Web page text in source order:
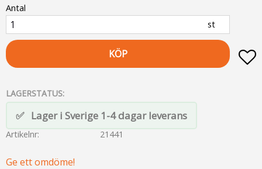
Antal
st
KÖP
LAGERSTATUS
Lager i Sverige 1-4 dagar leverans
Artikelnr 21441
Ge ett omdöme!